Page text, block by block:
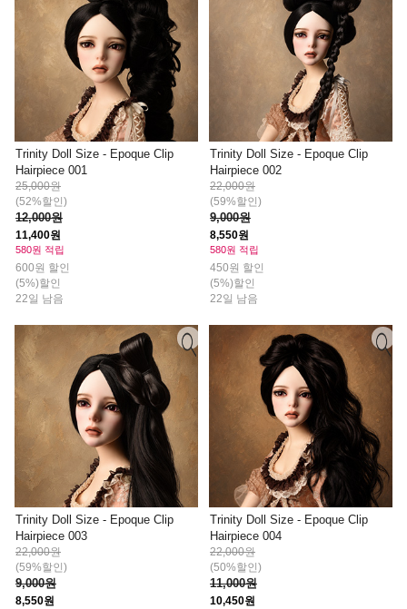
Trinity Doll Size - Epoque Clip
Hairpiece 001
25,000원
(52%할인)
12,000원
11,400원
580원 적립
600원 할인
(5%)할인
22일 남음
Trinity Doll Size - Epoque Clip
Hairpiece 002
22,000원
(59%할인)
9,000원
8,550원
580원 적립
450원 할인
(5%)할인
22일 남음
Trinity Doll Size - Epoque Clip
Hairpiece 003
22,000원
(59%할인)
9,000원
8,550원
Trinity Doll Size - Epoque Clip
Hairpiece 004
22,000원
(50%할인)
11,000원
10,450원